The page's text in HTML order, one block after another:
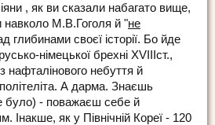
, як ви сказали набагато вище,
навколо М.В.Гоголя й "не
глибинами своєї історії. Бо йде
німецької брехні ХVIIIст.,
нафталінового небуття й
А дарма. Знаєшь
було) - поважаєш себе й
Інакше, як у Північній Кореї - 120